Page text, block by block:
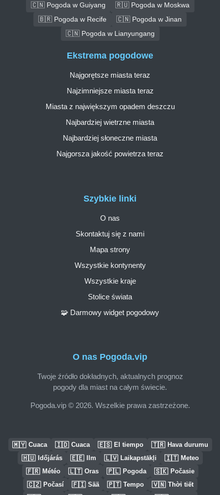
🇨🇳 Pogoda w Guiyang
🇷🇺 Pogoda w Moskwa
🇧🇷 Pogoda w Recife
🇨🇳 Pogoda w Jinan
🇨🇳 Pogoda w Lianyungang
O nas Pogoda.vip
Twoje źródło dokładnych, aktualnych prognoz
pogody dla miast na całym świecie.
Pogoda.vip © 2026. Wszelkie prawa zastrzeżone.
Szybkie linki
O nas
Skontaktuj się z nami
Mapa strony
Wszystkie kontynenty
Wszystkie kraje
Stolice świata
🧩 Darmowy widget pogodowy
Ekstrema pogodowe
Najgorętsze miasta teraz
Najzimniejsze miasta teraz
Miasta z największym opadem deszczu
Najbardziej wietrzne miasta
Najbardziej słoneczne miasta
Najgorsza jakość powietrza teraz
🇲🇾 Cuaca 🇮🇩 Cuaca 🇪🇸 El tiempo 🇹🇷 Hava durumu
🇭🇺 Időjárás 🇪🇪 Ilm 🇱🇻 Laikapstākļi 🇮🇹 Meteo
🇫🇷 Météo 🇱🇹 Oras 🇵🇱 Pogoda 🇸🇰 Počasie
🇨🇿 Počasí 🇫🇮 Sää 🇵🇹 Tempo 🇻🇳 Thời tiết